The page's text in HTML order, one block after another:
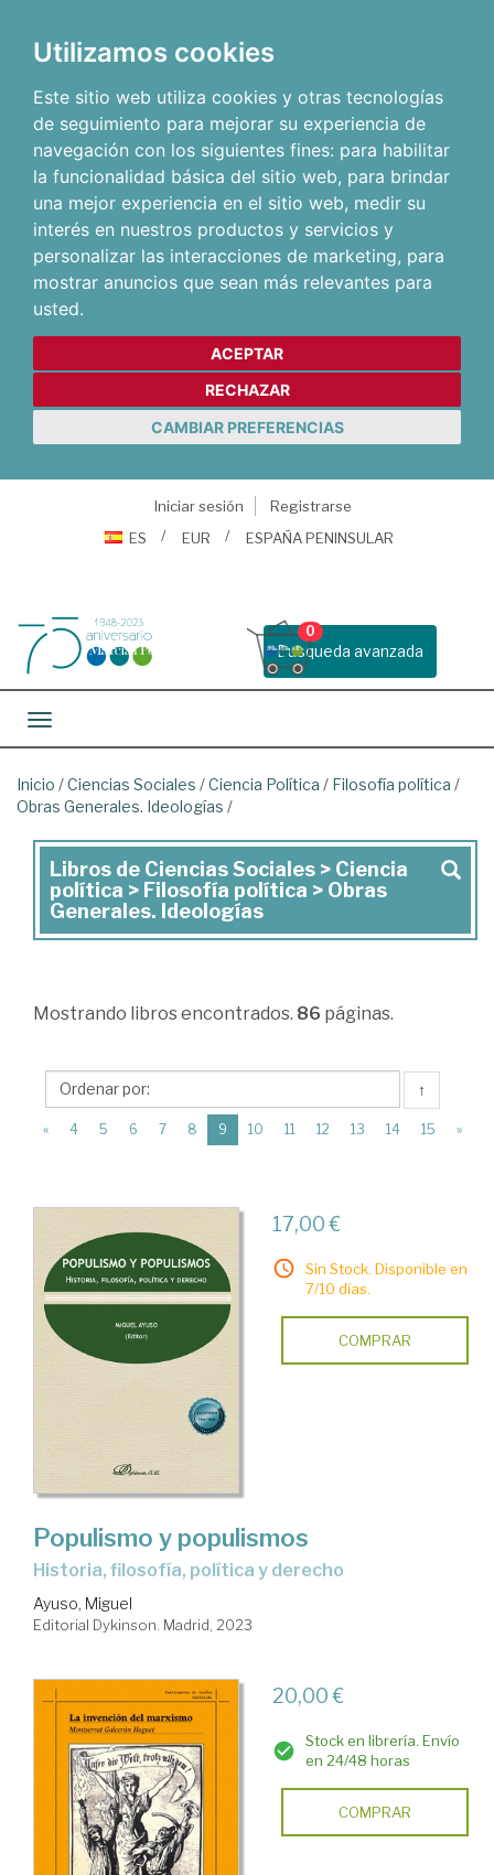
Utilizamos cookies
Este sitio web utiliza cookies y otras tecnologías
de seguimiento para mejorar su experiencia de
navegación con los siguientes fines: para habilitar
la funcionalidad básica del sitio web, para brindar
una mejor experiencia en el sitio web, medir su
interés en nuestros productos y servicios y
personalizar las interacciones de marketing, para
mostrar anuncios que sean más relevantes para
usted.
ACEPTAR
RECHAZAR
CAMBIAR PREFERENCIAS
Iniciar sesión
Registrarse
ES
EUR ESPAÑA PENINSULAR
Busqueda avanzada
0
Toggle navigation
Inicio /Ciencias Sociales /Ciencia Política / Filosofía política /
Obras Generales. Ideologías /
Libros
de
Ciencias
>
política
>
>
Obras
Generales.
Ideologías
Libros de Ciencias Sociales > Ciencia
política > Filosofía política > Obras
Generales. Ideologías
Mostrando libros encontrados. 86 páginas.
↑
« 4 5 6 7 8 9 (current)
10 11 12 13 14 15 »
17,00 €
Sin Stock. Disponible en
7/10 días.
COMPRAR
Populismo y populismos
historia, filosofía, política y derecho
Ayuso, Miguel
Editorial Dykinson. Madrid, 2023
20,00 €
Stock en librería. Envío
en 24/48 horas
COMPRAR